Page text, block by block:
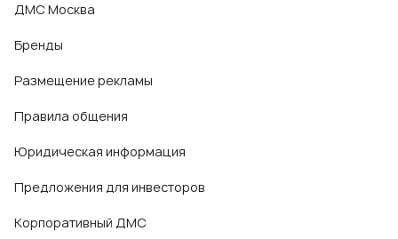
ДМС Москва
Бренды
Размещение рекламы
Правила общения
Юридическая информация
Предложения для инвесторов
Корпоративный ДМС